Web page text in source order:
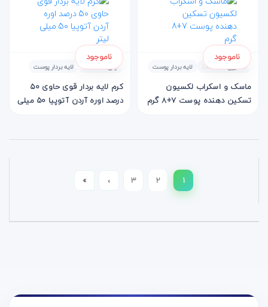
ناموجود
لکسیون - Laction لایه بردار پوست
ماسک و اسکراب لکسیون
تسکین دهنده پوست 7+8 گرم
ناموجود
آردن - Ardene لایه بردار پوست
کرم لایه بردار قوی حاوی 50
درصد اوره آردن آتوپیا 50 میلی
1
2
3
›
»